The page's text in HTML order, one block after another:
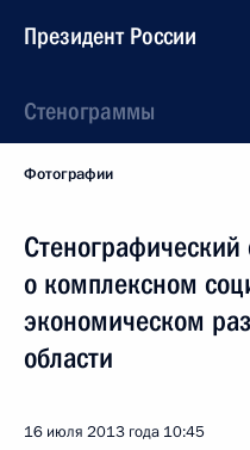
Президент России
Стенограммы
Фотографии
о комплексном
экономическом
области
16 июля 2013 года 10:45